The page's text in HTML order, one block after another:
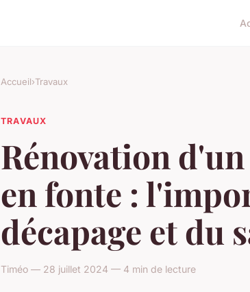
Accueil›Travaux
TRAVAUX
Rénovation
en fonte :
décapage et du
Timéo — 28 juillet 2024 — 4 min de lecture